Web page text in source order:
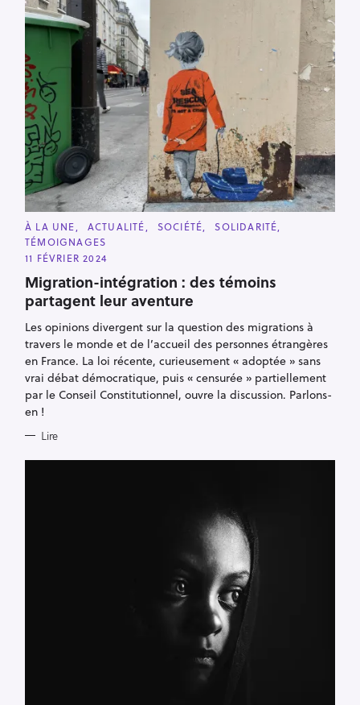
C
A
T
E
O
R
I
E
S
À LA UNE ACTUALITÉ SOCIÉTÉ
SOLIDARITÉ
TÉMOIGNAGES
11 FÉVRIER 2024
Migration-intégration : des témoins
partagent leur aventure
Les opinions divergent sur la question des migrations à
travers le monde et de l’accueil des personnes étrangères
en France. La loi récente, curieusement « adoptée » sans
vrai débat démocratique, puis « censurée » partiellement
par le Conseil Constitutionnel, ouvre la discussion. Parlons-
en !
Lire